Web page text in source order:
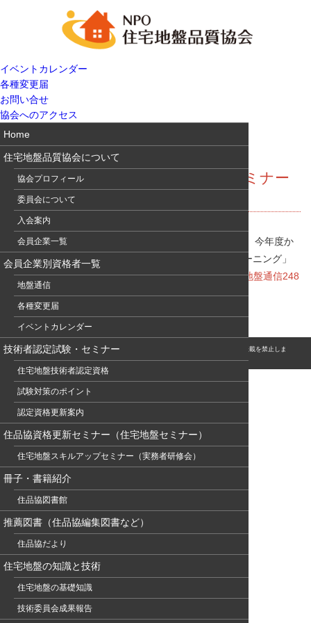
イベントカレンダー
各種変更届
お問い合せ
協会へのアクセス
Home
住宅地盤品質協会について
協会プロフィール
委員会について
入会案内
会員企業一覧
会員企業別資格者一覧
地盤通信
各種変更届
イベントカレンダー
技術者認定試験・セミナー
住宅地盤技術者認定資格
試験対策のポイント
認定資格更新案内
住品協資格更新セミナー（住宅地盤セミナー）
住宅地盤スキルアップセミナー（実務者研修会）
冊子・書籍紹介
住品協図書館
推薦図書（住品協編集図書など）
住品協だより
住宅地盤の知識と技術
住宅地盤の基礎知識
技術委員会成果報告
地盤通信248 2015年度住宅地盤セミナー
ご案内
2015年度住宅地盤セミナーを2016年2月に開催します。今年度か
らインターネットに接続されたPCで受講できる「eラーニング」
を開始します。詳細は、住宅地盤セミナーページ及び地盤通信248
をご覧ください。
© このホームページの著作権は、NPO 住宅地盤品質協会に属します。無断転用・転載を禁止しま